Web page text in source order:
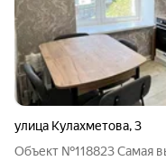
улица Кулахметова,3
Объект №118823 Самая